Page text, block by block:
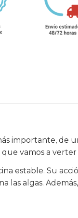
importante, de
vamos a verter
estable. Su
las algas.